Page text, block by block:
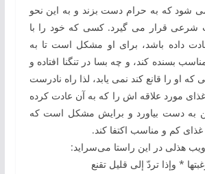
‏شود که به‏ حرام دست بزند و به‏ این نحو
شرعی قرار می گیرد. کسی ‏که خود را با
داده باشد، برای او مشکل است تا به‏
بسنده کند، و چه بسا در تنگنا افتاده و
او را قانع کند نمی ‏یابد، لذا راه نادرست
غذای مورد علاقه ‏اش را که به‏ آن عادت کرده
به ‏دست بیاورد و برایش مشکل است که
‏غذای کم و مناسب اکتفا کند.
هذلی در این راستا می‌سراید‏:
* وإذا تردّ إلی قلیل تقنع